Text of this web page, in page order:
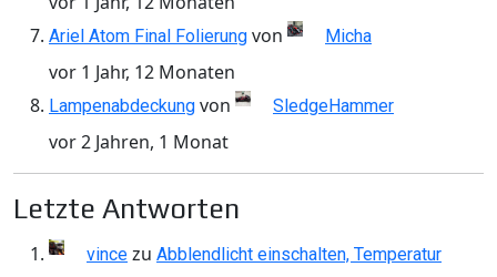
Ariel Atom Final Folierung von Micha
vor 1 Jahr, 12 Monaten
Lampenabdeckung von SledgeHammer
vor 2 Jahren, 1 Monat
Letzte Antworten
vince zu Abblendlicht einschalten, Temperatur